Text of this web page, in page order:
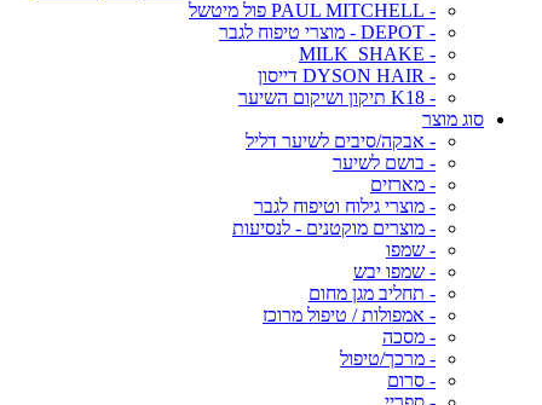
- PAUL MITCHELL פול מיטשל
- DEPOT - מוצרי טיפוח לגבר
- MILK_SHAKE
- DYSON HAIR דייסון
- K18 תיקון ושיקום השיער
סוג מוצר
- אבקה/סיבים לשיער דליל
- בושם לשיער
- מארזים
- מוצרי גילוח וטיפוח לגבר
- מוצרים מוקטנים - לנסיעות
- שמפו
- שמפו יבש
- תחליב מגן מחום
- אמפולות / טיפול מרוכז
- מסכה
- מרכך/טיפול
- סרום